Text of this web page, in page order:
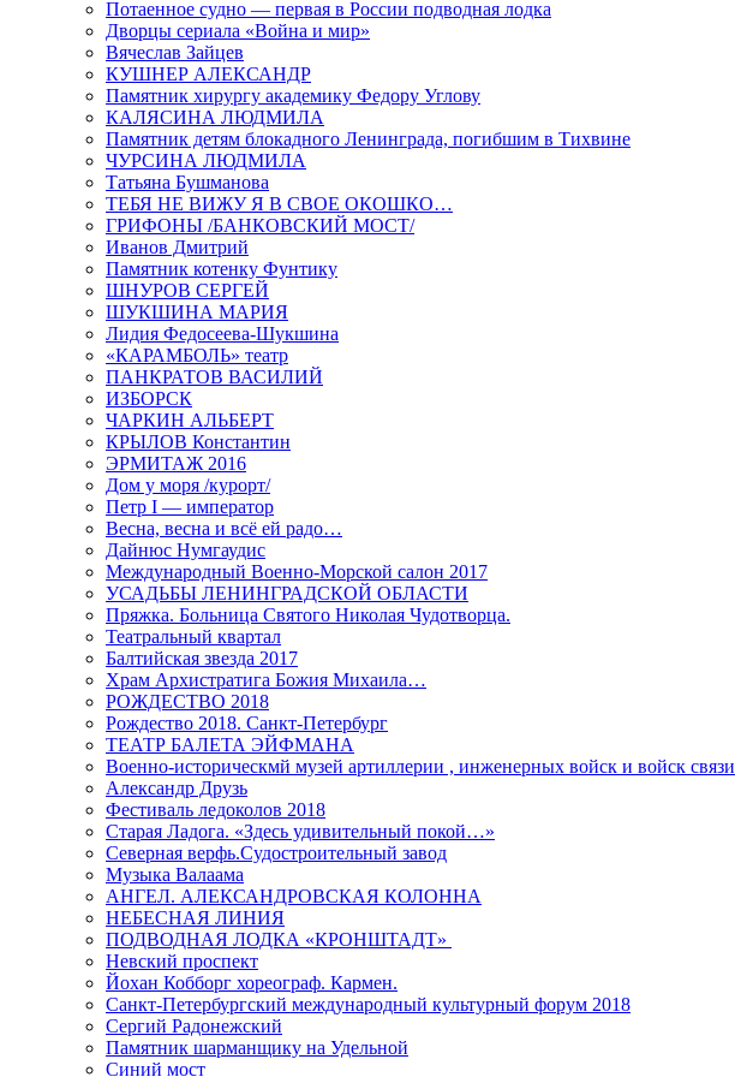
Потаенное судно — первая в России подводная лодка
Дворцы сериала «Война и мир»
Вячеслав Зайцев
КУШНЕР АЛЕКСАНДР
Памятник хирургу академику Федору Углову
КАЛЯСИНА ЛЮДМИЛА
Памятник детям блокадного Ленинграда, погибшим в Тихвине
ЧУРСИНА ЛЮДМИЛА
Татьяна Бушманова
ТЕБЯ НЕ ВИЖУ Я В СВОЕ ОКОШКО…
ГРИФОНЫ /БАНКОВСКИЙ МОСТ/
Иванов Дмитрий
Памятник котенку Фунтику
ШНУРОВ СЕРГЕЙ
ШУКШИНА МАРИЯ
Лидия Федосеева-Шукшина
«КАРАМБОЛЬ» театр
ПАНКРАТОВ ВАСИЛИЙ
ИЗБОРСК
ЧАРКИН АЛЬБЕРТ
КРЫЛОВ Константин
ЭРМИТАЖ 2016
Дом у моря /курорт/
Петр I — император
Весна, весна и всё ей радо…
Дайнюс Нумгаудис
Международный Военно-Морской салон 2017
УСАДЬБЫ ЛЕНИНГРАДСКОЙ ОБЛАСТИ
Пряжка. Больница Святого Николая Чудотворца.
Театральный квартал
Балтийская звезда 2017
Храм Архистратига Божия Михаила…
РОЖДЕСТВО 2018
Рождество 2018. Санкт-Петербург
ТЕАТР БАЛЕТА ЭЙФМАНА
Военно-историческмй музей артиллерии , инженерных войск и войск связи
Александр Друзь
Фестиваль ледоколов 2018
Старая Ладога. «Здесь удивительный покой…»
Северная верфь.Судостроительный завод
Музыка Валаама
АНГЕЛ. АЛЕКСАНДРОВСКАЯ КОЛОННА
НЕБЕСНАЯ ЛИНИЯ
ПОДВОДНАЯ ЛОДКА «КРОНШТАДТ»
Невский проспект
Йохан Кобборг хореограф. Кармен.
Санкт-Петербургский международный культурный форум 2018
Сергий Радонежский
Памятник шарманщику на Удельной
Синий мост